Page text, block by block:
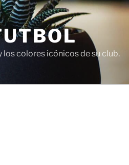
colores icónicos de su club.